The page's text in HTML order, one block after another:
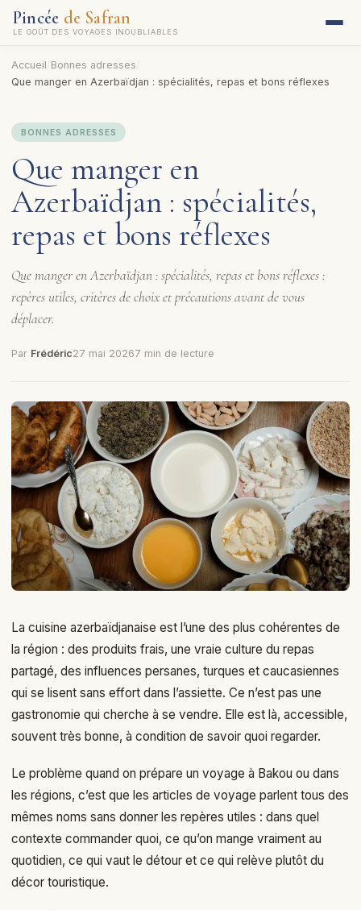
Pincée de Safran
LE GOÛT DES VOYAGES INOUBLIABLES
Accueil Bonnes adresses
Que manger en Azerbaïdjan : spécialités, repas et bons réflexes
BONNES ADRESSES
Que manger en
Azerbaïdjan : spécialités,
repas et bons réflexes
Que manger en Azerbaïdjan : spécialités, repas et bons réflexes :
repères utiles, critères de choix et précautions avant de vous
déplacer.
Par Frédéric27 mai 20267 min de lecture
La cuisine azerbaïdjanaise est l’une des plus cohérentes de
la région : des produits frais, une vraie culture du repas
partagé, des influences persanes, turques et caucasiennes
qui se lisent sans effort dans l’assiette. Ce n’est pas une
gastronomie qui cherche à se vendre. Elle est là, accessible,
souvent très bonne, à condition de savoir quoi regarder.
Le problème quand on prépare un voyage à Bakou ou dans
les régions, c’est que les articles de voyage parlent tous des
mêmes noms sans donner les repères utiles : dans quel
contexte commander quoi, ce qu’on mange vraiment au
quotidien, ce qui vaut le détour et ce qui relève plutôt du
décor touristique.